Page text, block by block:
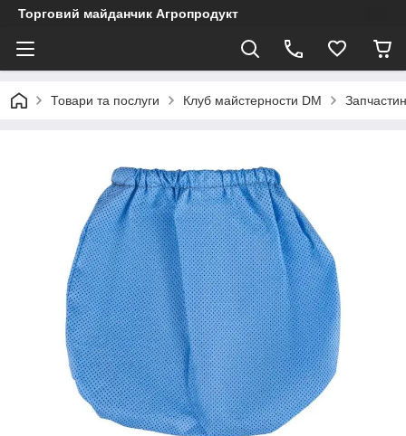
Торговий майданчик Агропродукт
Товари та послуги Клуб майстерности DM